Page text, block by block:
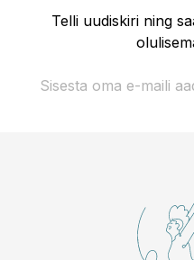
Telli uudiskiri ning